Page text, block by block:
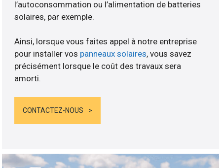
l’autoconsommation ou l’alimentation de batteries
solaires, par exemple.
Ainsi, lorsque vous faites appel à notre entreprise
pour installer vos panneaux solaires, vous savez
précisément lorsque le coût des travaux sera
amorti.
CONTACTEZ-NOUS